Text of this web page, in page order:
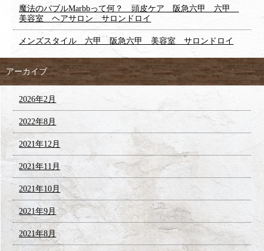
魔法のバブルMarbbって何？ 頭皮ケア 阪急六甲 六甲
美容室 ヘアサロン サロンドロイ
メンズスタイル 六甲 阪急六甲 美容室 サロンドロイ
アーカイブ
2026年2月
2022年8月
2021年12月
2021年11月
2021年10月
2021年9月
2021年8月